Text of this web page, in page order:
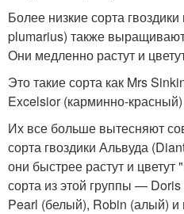
Более низкие сорта
plumarius) также
Они медленно растут и
Это такие сорта как Mrs
Excelsior (карминно-
Их все больше вытесняют
сорта гвоздики Альвуда
они быстрее растут и
сорта из этой группы —
Pearl (белый), Robin (алый) и